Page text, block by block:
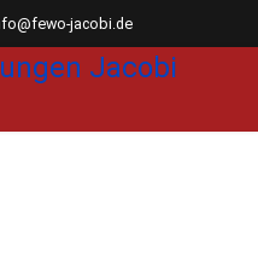
jacobi.de